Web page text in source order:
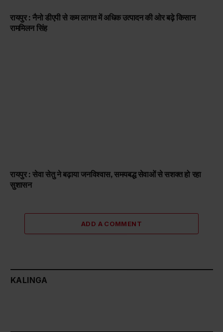
रायपुर : नैनो डीएपी से कम लागत में अधिक उत्पादन की ओर बढ़े किसान
राममिलन सिंह
रायपुर : सेवा सेतु ने बढ़ाया जनविश्वास, समयबद्ध सेवाओं से सशक्त हो रहा
सुशासन
ADD A COMMENT
KALINGA